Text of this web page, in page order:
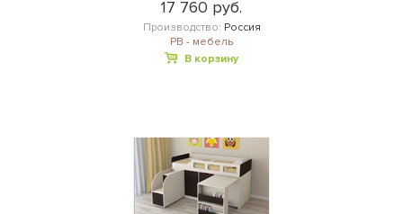
17 760 руб.
Производство: Россия
РВ - мебель
В корзину